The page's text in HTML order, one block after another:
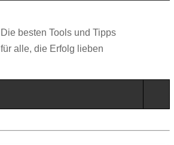
Die besten Tools und Tipps
für alle, die Erfolg lieben